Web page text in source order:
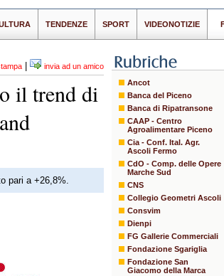
TENDENZE SPORT VIDEONOTIZIE
invia ad un amico
il trend di
pari a +26,8%.
Ancot
Banca del Piceno
Banca di Ripatransone
CAAP - Centro
Agroalimentare Piceno
Cia - Conf. Ital. Agr.
Ascoli Fermo
CdO - Comp. delle Opere
Marche Sud
CNS
Collegio Geometri Ascoli
Consvim
Dienpi
FG Gallerie Commerciali
Fondazione Sgariglia
Fondazione San
Giacomo della Marca